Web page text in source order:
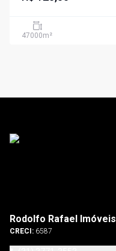
47000m²
Rodolfo Rafael Imóveis
CRECI: 6587